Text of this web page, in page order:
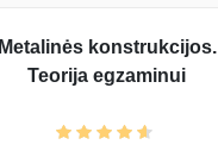
Metalinės konstrukcijos.
Teorija egzaminui